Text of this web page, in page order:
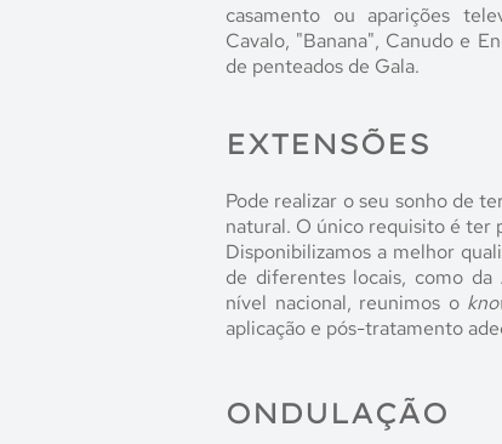
casamento ou aparições
Cavalo, "Banana", Canudo e
de penteados de Gala.
EXTENSÕES
Pode realizar o seu sonho de
natural. O único requisito é ter
Disponibilizamos a melhor
de diferentes locais, como
nível nacional, reunimos o
aplicação e pós-tratamento
ONDULAÇÃO